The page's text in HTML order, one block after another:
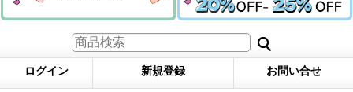
ログイン 新規登録 お問い合せ